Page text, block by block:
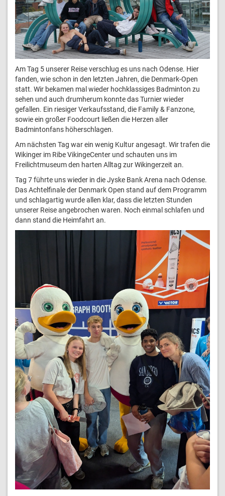
Am Tag 5 unserer Reise verschlug es uns nach Odense. Hier
fanden, wie schon in den letzten Jahren, die Denmark-Open
statt. Wir bekamen mal wieder hochklassiges Badminton zu
sehen und auch drumherum konnte das Turnier wieder
gefallen. Ein riesiger Verkaufsstand, die Family & Fanzone,
sowie ein großer Foodcourt ließen die Herzen aller
Badmintonfans höherschlagen.
Am nächsten Tag war ein wenig Kultur angesagt. Wir trafen die
Wikinger im Ribe VikingeCenter und schauten uns im
Freilichtmuseum den harten Alltag zur Wikingerzeit an.
Tag 7 führte uns wieder in die Jyske Bank Arena nach Odense.
Das Achtelfinale der Denmark Open stand auf dem Programm
und schlagartig wurde allen klar, dass die letzten Stunden
unserer Reise angebrochen waren. Noch einmal schlafen und
dann stand die Heimfahrt an.